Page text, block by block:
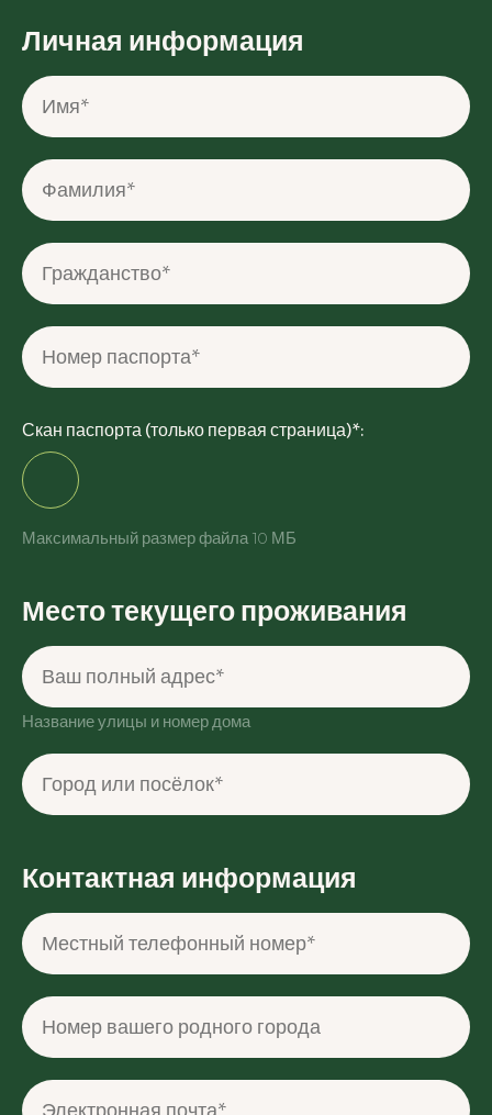
Личная информация
Имя*
Фамилия*
Гражданство*
Номер паспорта*
Скан паспорта (только первая страница)*:
Максимальный размер файла 10 МБ
Место текущего проживания
Ваш полный адрес*
Название улицы и номер дома
Город или посёлок*
Контактная информация
Местный телефонный номер*
Номер вашего родного города
Электронная почта*